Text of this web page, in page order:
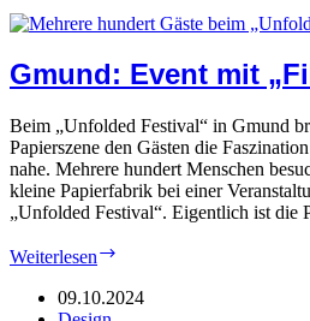
Gmund: Event mit
Beim „Unfolded Festival“ in Gmund
Papierszene den Gästen die
nahe. Mehrere hundert Menschen
kleine Papierfabrik bei einer
„Unfolded Festival“. Eigentlich ist
Weiterlesen
mit
09.10.2024